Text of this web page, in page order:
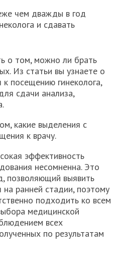
чем дважды в год
и сдавать
о том, можно ли брать
Из статьи вы узнаете о
к посещению гинеколога,
сдачи анализа,
какие выделения с
к врачу.
эффективность
несомненна. Это
позволяющий выявить
на ранней стадии, поэтому
подходить ко всем
медицинской
всех
по результатам